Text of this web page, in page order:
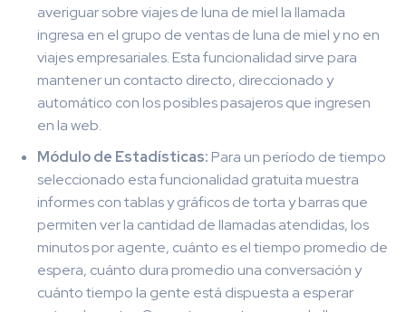
averiguar sobre viajes de luna de miel la llamada
ingresa en el grupo de ventas de luna de miel y no en
viajes empresariales. Esta funcionalidad sirve para
mantener un contacto directo, direccionado y
automático con los posibles pasajeros que ingresen
en la web.
Módulo de Estadísticas: Para un período de tiempo
seleccionado esta funcionalidad gratuita muestra
informes con tablas y gráficos de torta y barras que
permiten ver la cantidad de llamadas atendidas, los
minutos por agente, cuánto es el tiempo promedio de
espera, cuánto dura promedio una conversación y
cuánto tiempo la gente está dispuesta a esperar